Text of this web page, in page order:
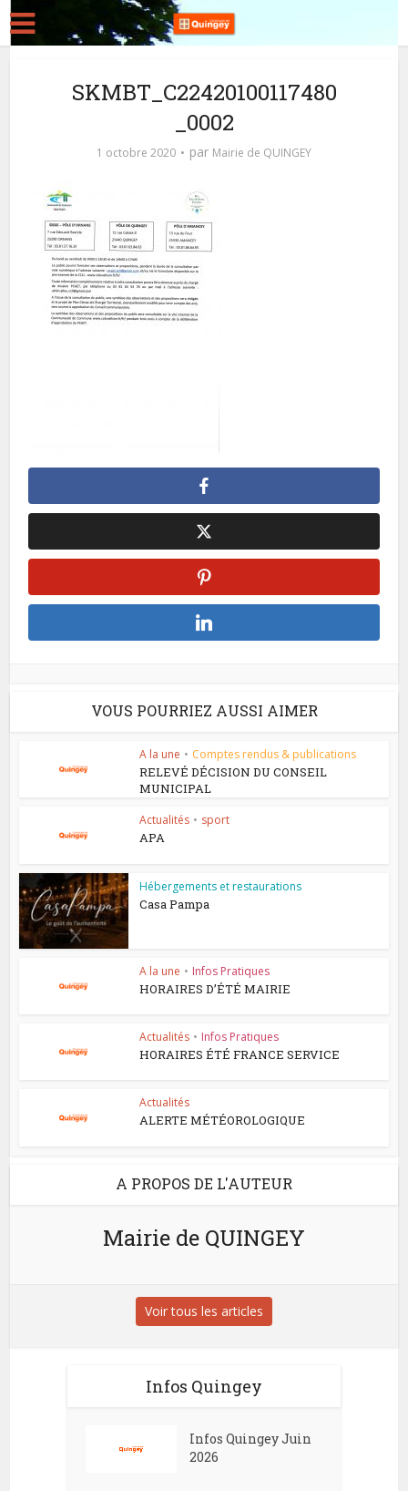
SKMBT_C22420100117480
_0002
1 octobre 2020 par Mairie de QUINGEY
VOUS POURRIEZ AUSSI AIMER
A la une • Comptes rendus & publications
RELEVÉ DÉCISION DU CONSEIL
MUNICIPAL
Actualités • sport
APA
Hébergements et restaurations
Casa Pampa
A la une • Infos Pratiques
HORAIRES D’ÉTÉ MAIRIE
Actualités • Infos Pratiques
HORAIRES ÉTÉ FRANCE SERVICE
Actualités
ALERTE MÉTÉOROLOGIQUE
A PROPOS DE L'AUTEUR
Mairie de QUINGEY
Voir tous les articles
Infos Quingey
Infos Quingey Juin
2026